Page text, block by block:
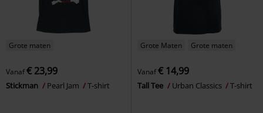
Grote maten
Vanaf€ 23,99
Stickman Pearl Jam T-shirt
Grote Maten Grote maten
Vanaf€ 14,99
Tall Tee Urban Classics T-shirt